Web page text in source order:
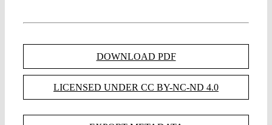
DOWNLOAD PDF
LICENSED UNDER CC BY-NC-ND 4.0